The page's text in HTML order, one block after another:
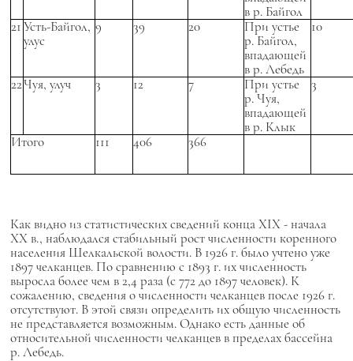
в р. Байгол
21Усть-Байгол,
улус
9 39 20
При устье
р. Байгол,
впадающей
в р. Лебедь
10
22Чуя, улуч 3 12 7
При устье
р. Чуя,
впадающей
в р. Клык
3
Итого 111 406 366
Как видно из статистических сведений конца XIX - начала
XX в., наблюдался стабильный рост численности коренного
населения Шелкальской волости. В 1926 г. было учтено уже
1897 челканцев. По сравнению с 1893 г. их численность
выросла более чем в 2,4 раза (с 772 до 1897 человек). К
сожалению, сведения о численности челканцев после 1926 г.
отсутствуют. В этой связи определить их общую численность
не представляется возможным. Однако есть данные об
относительной численности челканцев в пределах бассейна
р. Лебедь.